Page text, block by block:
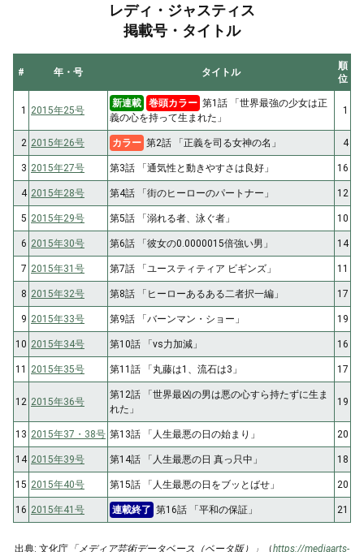
レディ・ジャスティス
掲載号・タイトル
# 年・号 タイトル
順
位
1 2015年25号
新連載 巻頭カラー 第1話 「世界最強の少女は正
義の心を持って生まれた」
1
2 2015年26号 カラー 第2話 「正義を司る女神の名」 4
3 2015年27号 第3話 「通気性と動きやすさは良好」 16
4 2015年28号 第4話 「街のヒーローのパートナー」 12
5 2015年29号 第5話 「溺れる者、泳ぐ者」 10
6 2015年30号 第6話 「彼女の0.0000015倍強い男」 14
7 2015年31号 第7話 「ユースティティア ビギンズ」 11
8 2015年32号 第8話 「ヒーローあるある二者択一編」 17
9 2015年33号 第9話 「バーンマン・ショー」 19
10 2015年34号 第10話 「vs力加減」 16
11 2015年35号 第11話 「丸藤は1、流石は3」 17
12 2015年36号
第12話 「世界最凶の男は悪の心すら持たずに生ま
れた」
19
13 2015年37・38号 第13話 「人生最悪の日の始まり」 20
14 2015年39号 第14話 「人生最悪の日 真っ只中」 18
15 2015年40号 第15話 「人生最悪の日をブッとばせ」 20
16 2015年41号 連載終了 第16話 「平和の保証」 21
出典: 文化庁 「メディア芸術データベース（ベータ版）」 （https://mediaarts-